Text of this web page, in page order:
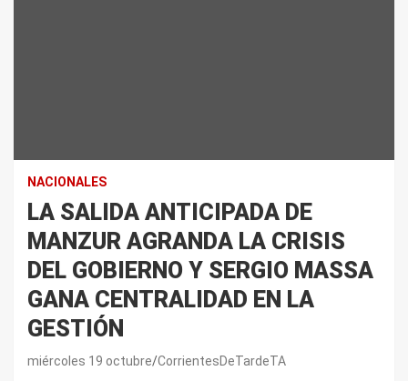
NACIONALES
LA SALIDA ANTICIPADA DE
MANZUR AGRANDA LA CRISIS
DEL GOBIERNO Y SERGIO MASSA
GANA CENTRALIDAD EN LA
GESTIÓN
miércoles 19 octubre CorrientesDeTardeTA